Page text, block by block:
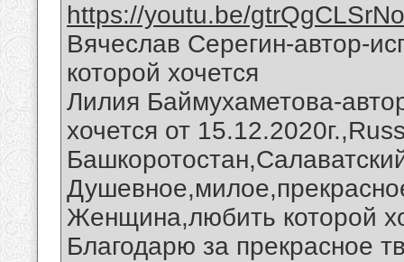
https://youtu.be/gtrQgCLSrNo
Вячеслав Серегин-автор-
которой хочется
Лилия Баймухаметова-
хочется от
Женщина,любить которой
Благодарю за прекрасное